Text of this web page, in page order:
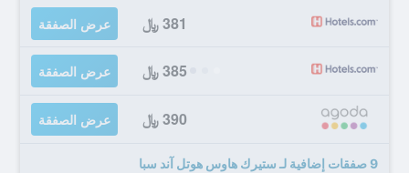
381 ﷼ عرض الصفقة
385 ﷼ عرض الصفقة
390 ﷼ عرض الصفقة
9 صفقات إضافية لـ ستيرك هاوس هوتل آند سبا